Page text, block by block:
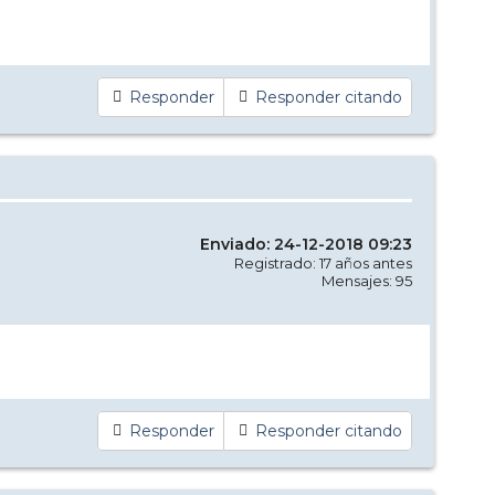
Responder Responder citando
Enviado: 24-12-2018 09:23
Registrado: 17 años antes
Mensajes: 95
Responder Responder citando